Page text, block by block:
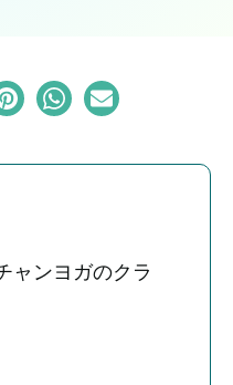
ャンヨガのクラ